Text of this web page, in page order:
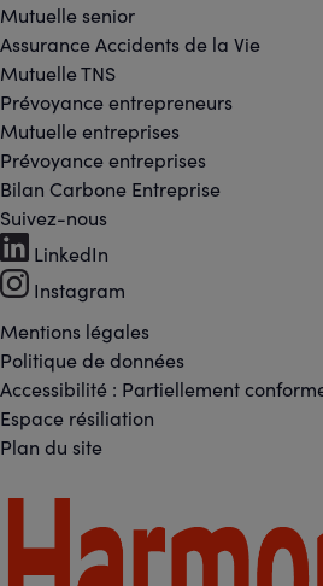
Mutuelle senior
Assurance Accidents de la Vie
Mutuelle TNS
Prévoyance entrepreneurs
Mutuelle entreprises
Prévoyance entreprises
Bilan Carbone Entreprise
Footer
-
Réseaux
sociaux
Suivez-nous
LinkedIn
Instagram
Footer
-
Liens
légaux
Mentions légales
Politique de données
Accessibilité : Partiellement
Espace résiliation
Plan du site
Footer